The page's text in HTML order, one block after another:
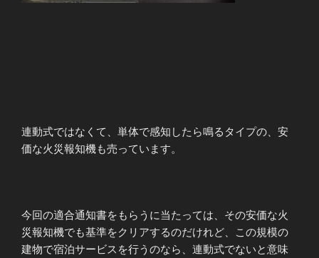
連動式ではなくて、単体で感知したら鳴るタイプの、安
価な火災報知機も売っています。
今回の適合通知書をもらうに当たっては、その安価な火
災報知機でも基準をクリアするのだけれど、この規模の
建物で宿泊サービスを行うのなら、連動式でないと意味